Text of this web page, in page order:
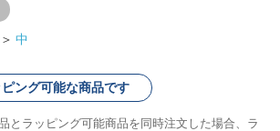
＞ 中
ング可能な商品です
とラッピング可能商品を同時注文した場合、ラ